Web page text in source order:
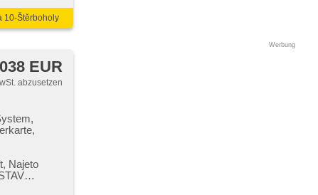
10-Štěrboholy
EUR
abzusetzen
Najeto
Werbung